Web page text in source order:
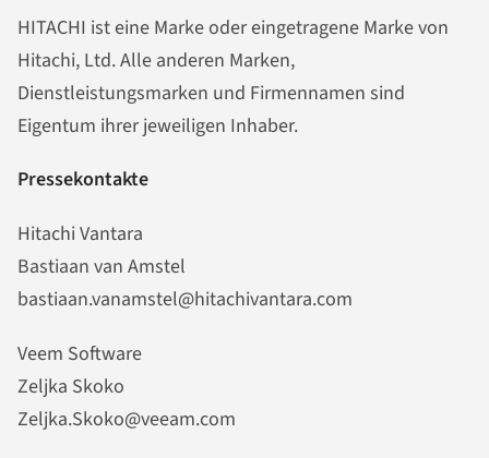
HITACHI ist eine Marke oder eingetragene Marke von
Hitachi, Ltd. Alle anderen Marken,
Dienstleistungsmarken und Firmennamen sind
Eigentum ihrer jeweiligen Inhaber.
Pressekontakte
Hitachi Vantara
Bastiaan van Amstel
bastiaan.vanamstel@hitachivantara.com
Veem Software
Zeljka Skoko
Zeljka.Skoko@veeam.com